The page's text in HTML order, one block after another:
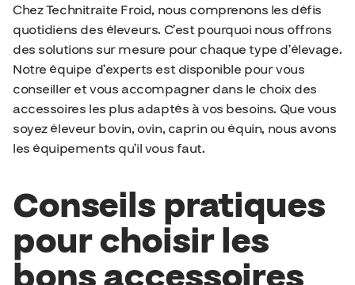
Chez Technitraite Froid, nous comprenons les défis
quotidiens des éleveurs. C’est pourquoi nous offrons
des solutions sur mesure pour chaque type d’élevage.
Notre équipe d’experts est disponible pour vous
conseiller et vous accompagner dans le choix des
accessoires les plus adaptés à vos besoins. Que vous
soyez éleveur bovin, ovin, caprin ou équin, nous avons
les équipements qu’il vous faut.
Conseils pratiques
pour choisir les